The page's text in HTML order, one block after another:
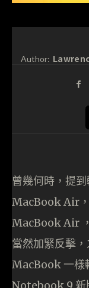
Author:
曾幾何時，提
MacBook Air
MacBook Air
當然加緊反擊
MacBook 一樣